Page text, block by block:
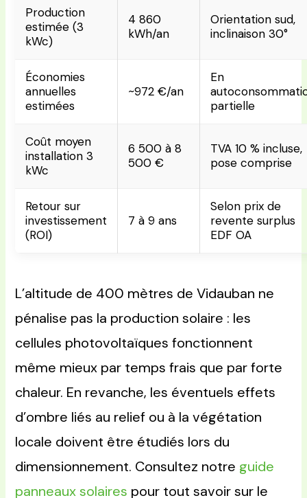
Production
estimée (3
kWc)
4 860
kWh/an
Orientation sud,
inclinaison 30°
Économies
annuelles
estimées
~972 €/an
En
partielle
Coût moyen
installation 3
kWc
6 500 à 8
500 €
TVA 10 % incluse,
pose comprise
Retour sur
investissement
(ROI)
7 à 9 ans
Selon prix de
revente surplus
EDF OA
L’altitude de 400 mètres de Vidauban ne
pénalise pas la production solaire : les
cellules photovoltaïques fonctionnent
même mieux par temps frais que par forte
chaleur. En revanche, les éventuels effets
d’ombre liés au relief ou à la végétation
locale doivent être étudiés lors du
dimensionnement. Consultez notre guide
panneaux solaires pour tout savoir sur le